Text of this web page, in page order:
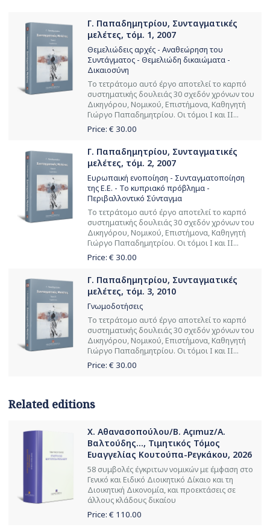
Γ. Παπαδημητρίου, Συνταγματικές
μελέτες, τόμ. 1, 2007
Θεμελιώδεις αρχές - Αναθεώρηση του
Συντάγματος - Θεμελιώδη δικαιώματα -
Δικαιοσύνη
Το τετράτομο αυτό έργο αποτελεί το καρπό
συστηματικής δουλειάς 30 σχεδόν χρόνων του
Δικηγόρου, Νομικού, Επιστήμονα, Καθηγητή
Γιώργο Παπαδημητρίου. Οι τόμοι Ι και ΙΙ...
Price: € 30.00
Γ. Παπαδημητρίου, Συνταγματικές
μελέτες, τόμ. 2, 2007
Ευρωπαική ενοποίηση - Συνταγματοποίηση
της Ε.Ε. - Το κυπριακό πρόβλημα -
Περιβαλλοντικό Σύνταγμα
Το τετράτομο αυτό έργο αποτελεί το καρπό
συστηματικής δουλειάς 30 σχεδόν χρόνων του
Δικηγόρου, Νομικού, Επιστήμονα, Καθηγητή
Γιώργο Παπαδημητρίου. Οι τόμοι Ι και ΙΙ...
Price: € 30.00
Γ. Παπαδημητρίου, Συνταγματικές
μελέτες, τόμ. 3, 2010
Γνωμοδοτήσεις
Το τετράτομο αυτό έργο αποτελεί το καρπό
συστηματικής δουλειάς 30 σχεδόν χρόνων του
Δικηγόρου, Νομικού, Επιστήμονα, Καθηγητή
Γιώργο Παπαδημητρίου. Οι τόμοι Ι και ΙΙ...
Price: € 30.00
Related editions
Χ. Αθανασοπούλου/B. Açımuz/Α.
Βαλτούδης..., Τιμητικός Τόμος
Ευαγγελίας Κουτούπα-Ρεγκάκου, 2026
58 συμβολές έγκριτων νομικών με έμφαση στο
Γενικό και Ειδικό Διοικητικό Δίκαιο και τη
Διοικητική Δικονομία, και προεκτάσεις σε
άλλους κλάδους δικαίου
Price: € 110.00